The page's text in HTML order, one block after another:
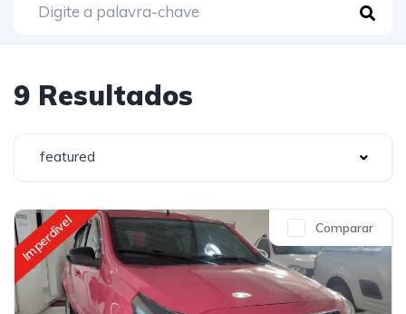
9 Resultados
featured
Imperdivel Comparar